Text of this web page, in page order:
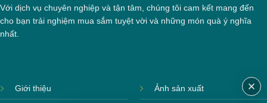
Với dịch vụ chuyên nghiệp và tận tâm, chúng tôi cam kết mang đến
cho bạn trải nghiệm mua sắm tuyệt vời và những món quà ý nghĩa
nhất.
Giới thiệu Ảnh sản xuất